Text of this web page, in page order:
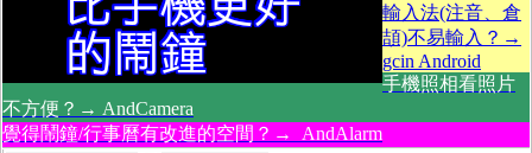
輸入法(注音、倉
頡)不易輸入？→
gcin Android
手機照相看照片
不方便？→ AndCamera
覺得鬧鐘/行事曆有改進的空間？→ AndAlarm